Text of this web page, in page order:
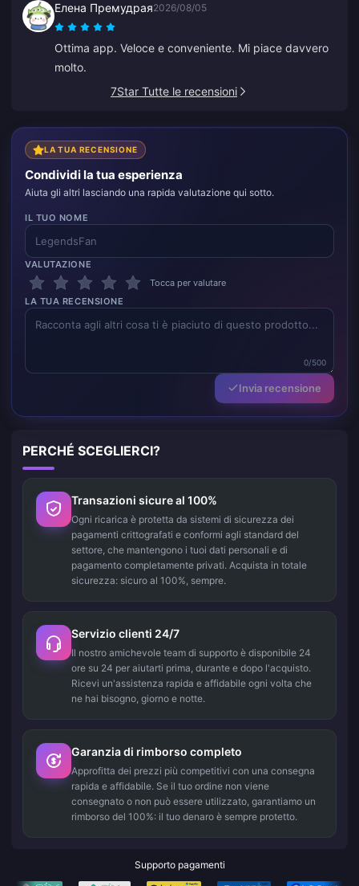
Елена Премудрая2026/08/05
Ottima app. Veloce e conveniente. Mi piace davvero
molto.
7Star Tutte le recensioni
LA TUA RECENSIONE
Condividi la tua esperienza
Aiuta gli altri lasciando una rapida valutazione qui sotto.
IL TUO NOME
VALUTAZIONE
Tocca per valutare
LA TUA RECENSIONE
0/500
Invia recensione
PERCHÉ SCEGLIERCI?
Transazioni sicure al 100%
Ogni ricarica è protetta da sistemi di sicurezza dei
pagamenti crittografati e conformi agli standard del
settore, che mantengono i tuoi dati personali e di
pagamento completamente privati. Acquista in totale
sicurezza: sicuro al 100%, sempre.
Servizio clienti 24/7
Il nostro amichevole team di supporto è disponibile 24
ore su 24 per aiutarti prima, durante e dopo l'acquisto.
Ricevi un'assistenza rapida e affidabile ogni volta che
ne hai bisogno, giorno e notte.
Garanzia di rimborso completo
Approfitta dei prezzi più competitivi con una consegna
rapida e affidabile. Se il tuo ordine non viene
consegnato o non può essere utilizzato, garantiamo un
rimborso del 100%: il tuo denaro è sempre protetto.
Supporto pagamenti